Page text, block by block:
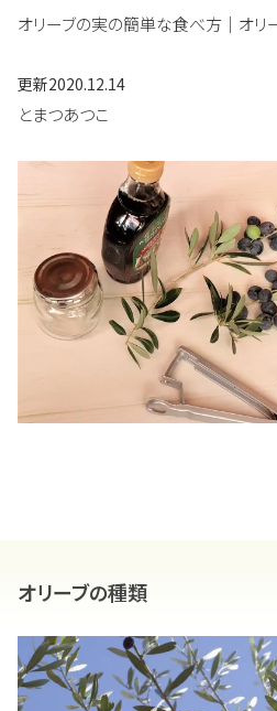
オリーブの実の簡単な食べ方｜オリ
更新2020.12.14
とまつあつこ
オリーブの種類